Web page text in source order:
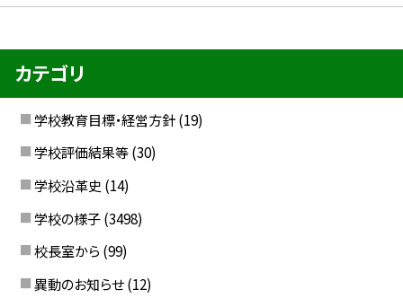
カテゴリ
学校教育目標・経営方針 (19)
学校評価結果等 (30)
学校沿革史 (14)
学校の様子 (3498)
校長室から (99)
異動のお知らせ (12)